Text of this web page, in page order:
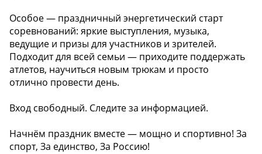
Особое — праздничный энергетический старт
соревнований: яркие выступления, музыка,
ведущие и призы для участников и зрителей.
Подходит для всей семьи — приходите поддержать
атлетов, научиться новым трюкам и просто
отлично провести день.
Вход свободный. Следите за информацией.
Начнём праздник вместе — мощно и спортивно! За
спорт, За единство, За Россию!